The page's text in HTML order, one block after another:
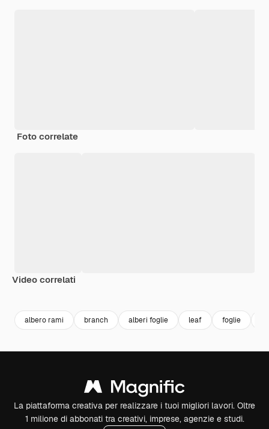
Foto correlate
Video correlati
albero rami branch alberi foglie leaf foglie
La piattaforma creativa per realizzare i tuoi migliori lavori. Oltre
1 milione di abbonati tra creativi, imprese, agenzie e studi.